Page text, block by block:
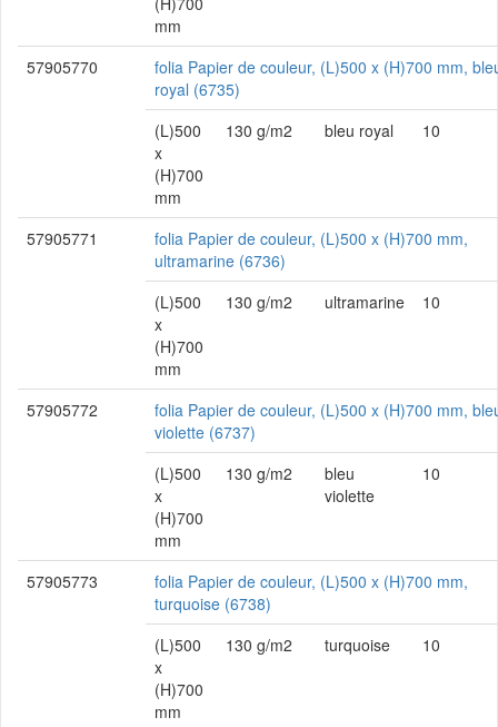
mm
57905770
folia Papier de couleur, (L)500 x (H)700 mm,
royal (6735)
(L)500
x
(H)700
mm
130 g/m2 bleu royal 10
57905771
folia Papier de couleur, (L)500 x (H)700 mm,
ultramarine (6736)
(L)500
x
(H)700
mm
130 g/m2 ultramarine 10
57905772
folia Papier de couleur, (L)500 x (H)700 mm,
violette (6737)
(L)500
x
(H)700
mm
130 g/m2
bleu
violette
10
57905773
folia Papier de couleur, (L)500 x (H)700 mm,
turquoise (6738)
(L)500
x
(H)700
mm
130 g/m2 turquoise 10